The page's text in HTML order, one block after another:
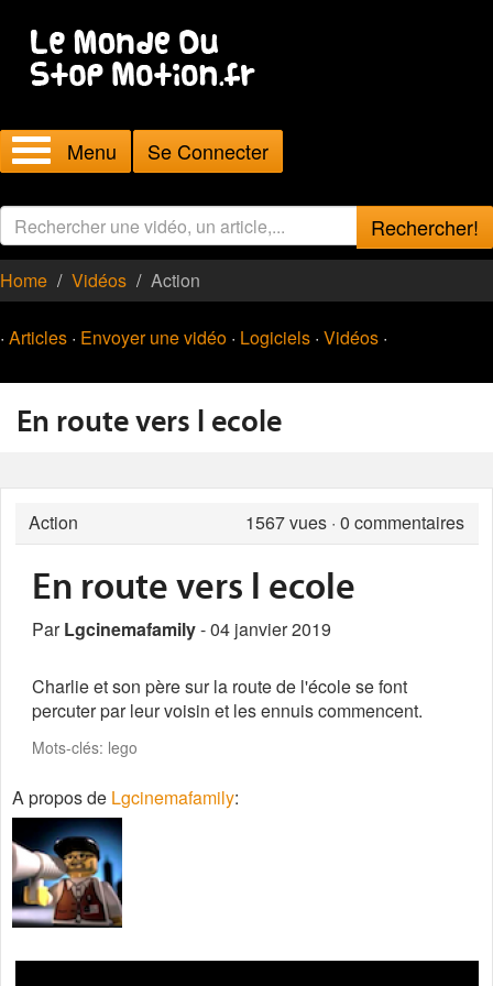
Menu Se Connecter
Rechercher!
Home Vidéos Action
· Articles · Envoyer une vidéo · Logiciels · Vidéos ·
En route vers l ecole
Action 1567vues · 0 commentaires
En route vers l ecole
ParLgcinemafamily- 04 janvier 2019
Charlie et son père sur la route de l'école se font
percuter par leur voisin et les ennuis commencent.
Mots-clés: lego
A propos de Lgcinemafamily: